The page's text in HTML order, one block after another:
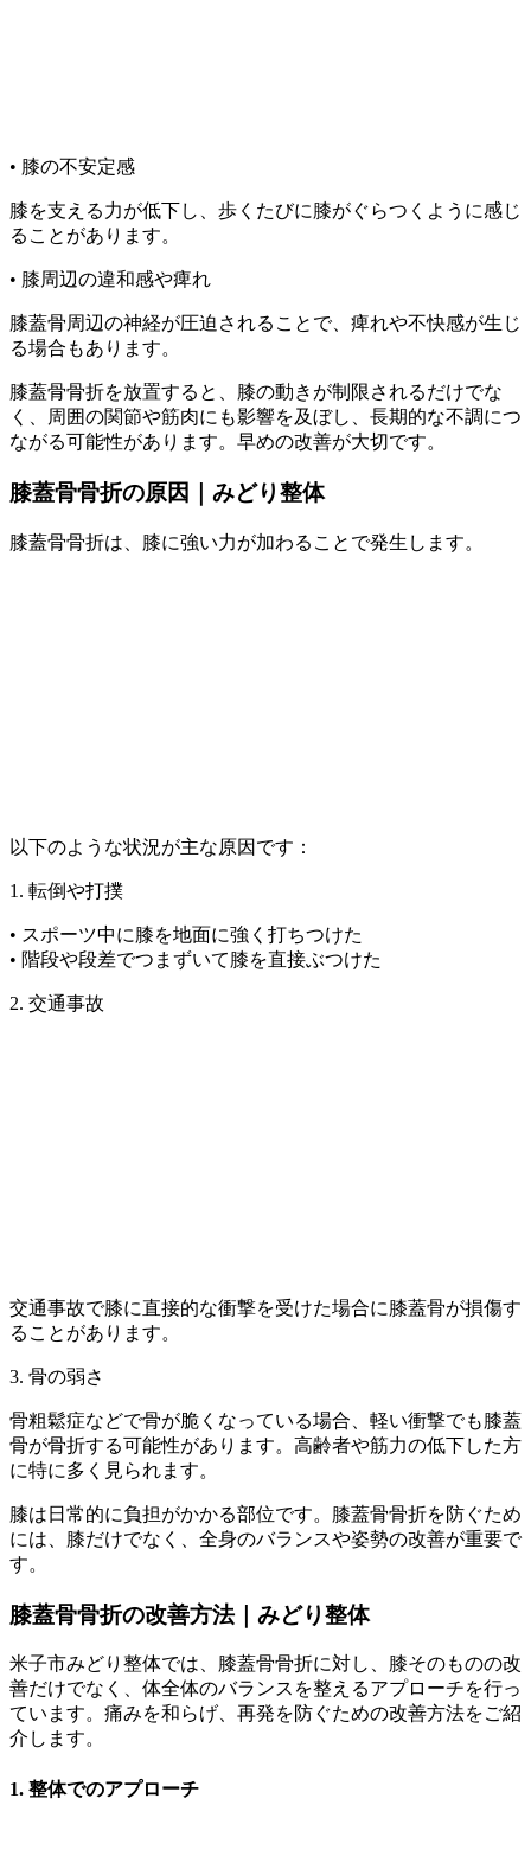
• 膝の不安定感
膝を支える力が低下し、歩くたびに膝がぐらつくように感じ
ることがあります。
• 膝周辺の違和感や痺れ
膝蓋骨周辺の神経が圧迫されることで、痺れや不快感が生じ
る場合もあります。
膝蓋骨骨折を放置すると、膝の動きが制限されるだけでな
く、周囲の関節や筋肉にも影響を及ぼし、長期的な不調につ
ながる可能性があります。早めの改善が大切です。
膝蓋骨骨折の原因｜みどり整体
膝蓋骨骨折は、膝に強い力が加わることで発生します。
以下のような状況が主な原因です：
1. 転倒や打撲
• スポーツ中に膝を地面に強く打ちつけた
• 階段や段差でつまずいて膝を直接ぶつけた
2. 交通事故
交通事故で膝に直接的な衝撃を受けた場合に膝蓋骨が損傷す
ることがあります。
3. 骨の弱さ
骨粗鬆症などで骨が脆くなっている場合、軽い衝撃でも膝蓋
骨が骨折する可能性があります。高齢者や筋力の低下した方
に特に多く見られます。
膝は日常的に負担がかかる部位です。膝蓋骨骨折を防ぐため
には、膝だけでなく、全身のバランスや姿勢の改善が重要で
す。
膝蓋骨骨折の改善方法｜みどり整体
米子市みどり整体では、膝蓋骨骨折に対し、膝そのものの改
善だけでなく、体全体のバランスを整えるアプローチを行っ
ています。痛みを和らげ、再発を防ぐための改善方法をご紹
介します。
1. 整体でのアプローチ